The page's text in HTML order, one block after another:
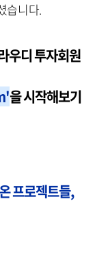
습니다.
우디 투자회원
을 시작해보기
프로젝트들,